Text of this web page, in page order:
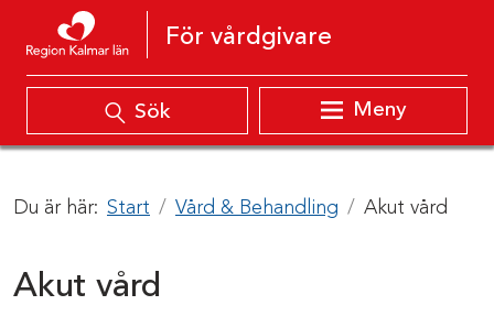
Hoppa till innehåll
För vårdgivare
Sök Meny
Du är här: Start Vård & Behandling Akut vård
Akut vård